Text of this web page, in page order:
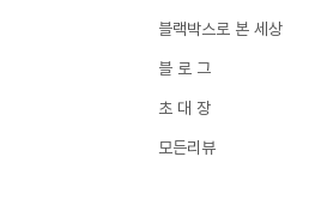
블랙박스로 본 세상
블 로 그
초 대 장
모든리뷰